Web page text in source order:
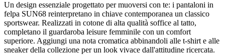
Un design essenziale progettato per muoversi con te: i pantaloni in
felpa SUN68 reinterpretano in chiave contemporanea un classico
sportswear. Realizzati in cotone di alta qualità soffice al tatto,
completano il guardaroba leisure femminile con un comfort
superiore. Aggiungi una nota cromatica abbinandoli alle t-shirt e alle
sneaker della collezione per un look vivace dall'attitudine ricercata.